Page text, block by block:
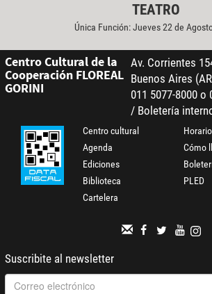
TEATRO
Única Función: Jueves 22 de
Centro Cultural de la
Cooperación FLOREAL
GORINI
Av. Corrientes
Buenos Aires
011 5077-8000 o
/ Boletería
Centro cultural
Agenda
Ediciones
Biblioteca
Cartelera
Cómo
PLED
Suscribite al newsletter